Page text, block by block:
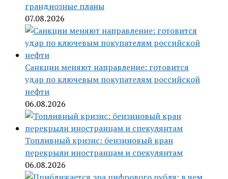
грандиозные планы
07.08.2026
Санкции меняют направление: готовится
удар по ключевым покупателям российской
нефти
06.08.2026
Топливный кризис: бензиновый кран
перекрыли иностранцам и спекулянтам
06.08.2026